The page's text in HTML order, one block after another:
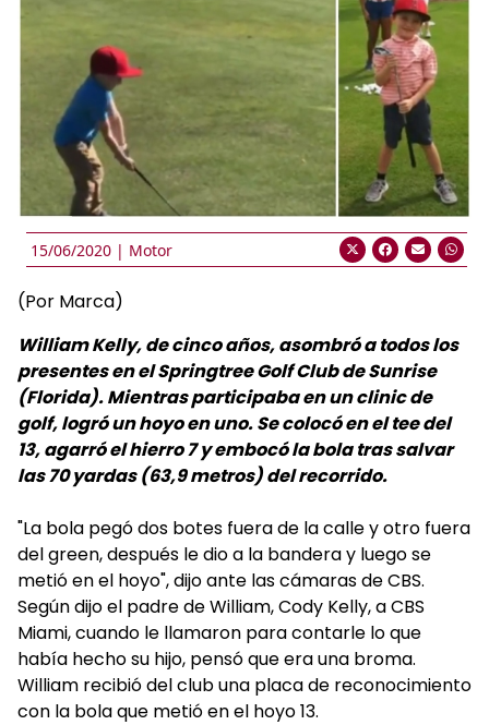
15/06/2020 | Motor
(Por Marca)
William Kelly, de cinco años, asombró a todos los
presentes en el Springtree Golf Club de Sunrise
(Florida). Mientras participaba en un clinic de
golf, logró un hoyo en uno. Se colocó en el tee del
13, agarró el hierro 7 y embocó la bola tras salvar
las 70 yardas (63,9 metros) del recorrido.
"La bola pegó dos botes fuera de la calle y otro fuera
del green, después le dio a la bandera y luego se
metió en el hoyo", dijo ante las cámaras de CBS.
Según dijo el padre de William, Cody Kelly, a CBS
Miami, cuando le llamaron para contarle lo que
había hecho su hijo, pensó que era una broma.
William recibió del club una placa de reconocimiento
con la bola que metió en el hoyo 13.